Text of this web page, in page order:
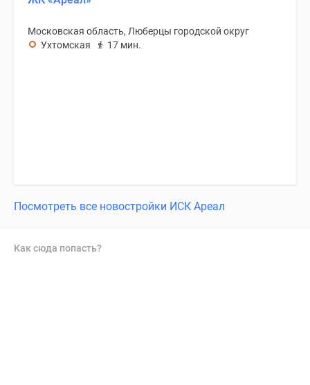
Московская область, Люберцы городской округ
Ухтомская
17 мин.
Посмотреть все новостройки ИСК Ареал
Как сюда попасть?